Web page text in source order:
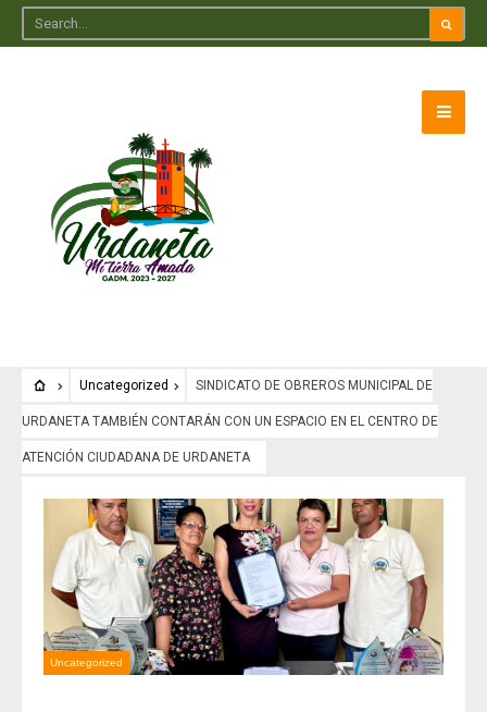
Uncategorized SINDICATO DE OBREROS MUNICIPAL DE
URDANETA TAMBIÉN CONTARÁN CON UN ESPACIO EN EL CENTRO DE
ATENCIÓN CIUDADANA DE URDANETA
Uncategorized